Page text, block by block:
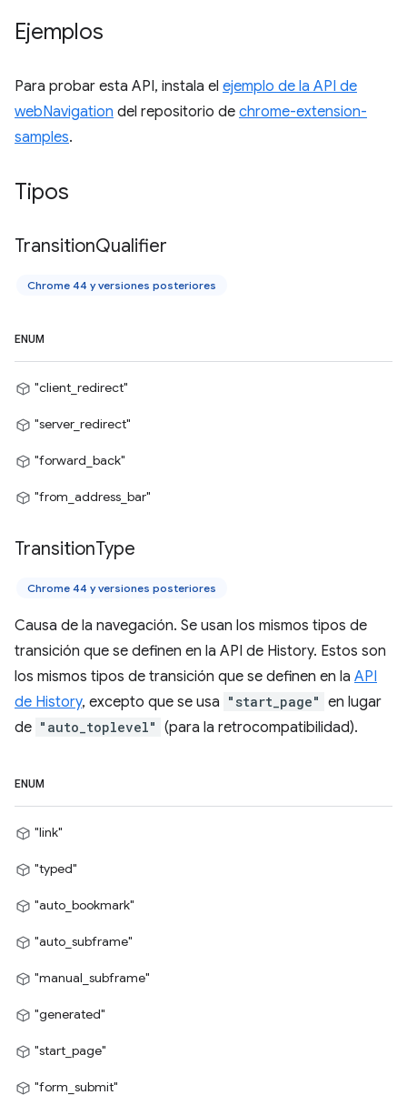
Ejemplos
Para probar esta API, instala el ejemplo de la API de
webNavigation del repositorio de chrome-extension-
samples.
Tipos
TransitionQualifier
Chrome 44 y versiones posteriores
ENUM
"client_redirect"
"server_redirect"
"forward_back"
"from_address_bar"
TransitionType
Chrome 44 y versiones posteriores
Causa de la navegación. Se usan los mismos tipos de
transición que se definen en la API de History. Estos son
los mismos tipos de transición que se definen en la API
de History, excepto que se usa "start_page" en lugar
de "auto_toplevel" (para la retrocompatibilidad).
ENUM
"link"
"typed"
"auto_bookmark"
"auto_subframe"
"manual_subframe"
"generated"
"start_page"
"form_submit"